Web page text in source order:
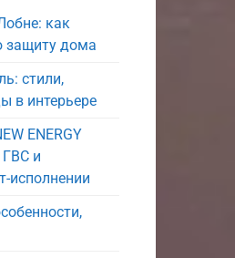
как
защиту дома
стили,
в интерьере
ENERGY
ГВС и
исполнении